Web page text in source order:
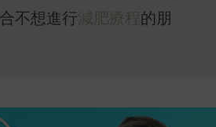
不想進行減肥療程的朋